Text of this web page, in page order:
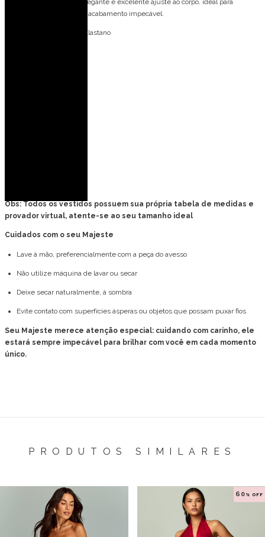
estruturado, leve brilho elegante e excelente ajuste ao corpo, ideal para
modelos sofisticados e de acabamento impecável.
Forro: 95% Poliéster 05% Elastano
Obs: Todos os vestidos possuem sua própria tabela de medidas e
provador virtual, atente-se ao seu tamanho ideal
Cuidados com o seu Majeste
Lave à mão, preferencialmente com a peça do avesso
Não utilize máquina de lavar ou secar
Deixe secar naturalmente, à sombra
Evite contato com superfícies ásperas ou objetos que possam puxar fios
Seu Majeste merece atenção especial: cuidando com carinho, ele
estará sempre impecável para brilhar com você em cada momento
único.
PRODUTOS SIMILARES
60 % OFF